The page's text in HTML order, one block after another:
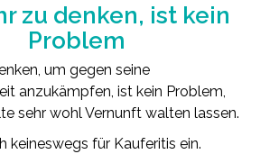
zu denken, ist kein
Problem
um gegen seine
anzukämpfen, ist kein Problem,
sehr wohl Vernunft walten lassen.
keineswegs für Kauferitis ein.